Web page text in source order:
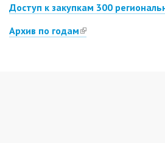
Доступ к закупкам 300
Архив по годам(link